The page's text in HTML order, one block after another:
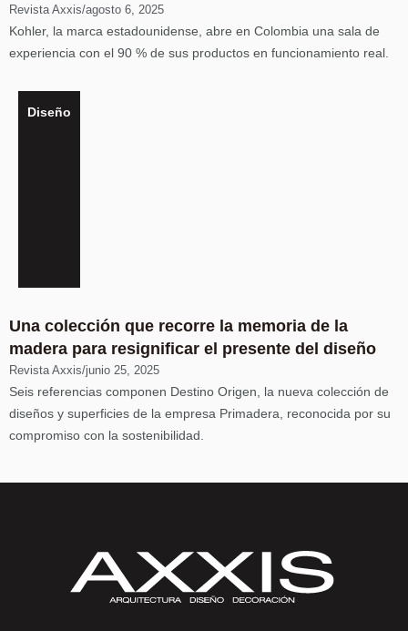
Revista Axxis/agosto 6, 2025
Kohler, la marca estadounidense, abre en Colombia una sala de
experiencia con el 90 % de sus productos en funcionamiento real.
Diseño
Una colección que recorre la memoria de la
madera para resignificar el presente del diseño
Revista Axxis/junio 25, 2025
Seis referencias componen Destino Origen, la nueva colección de
diseños y superficies de la empresa Primadera, reconocida por su
compromiso con la sostenibilidad.